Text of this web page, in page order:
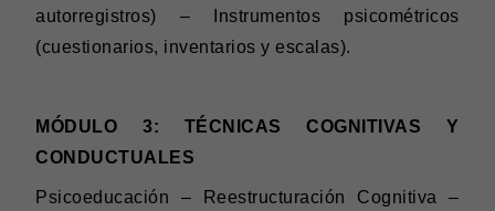
autorregistros) – Instrumentos psicométricos
(cuestionarios, inventarios y escalas).
MÓDULO 3: TÉCNICAS COGNITIVAS Y
CONDUCTUALES
Psicoeducación – Reestructuración Cognitiva –